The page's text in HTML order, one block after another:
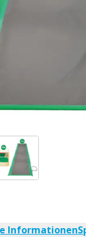
Informationen